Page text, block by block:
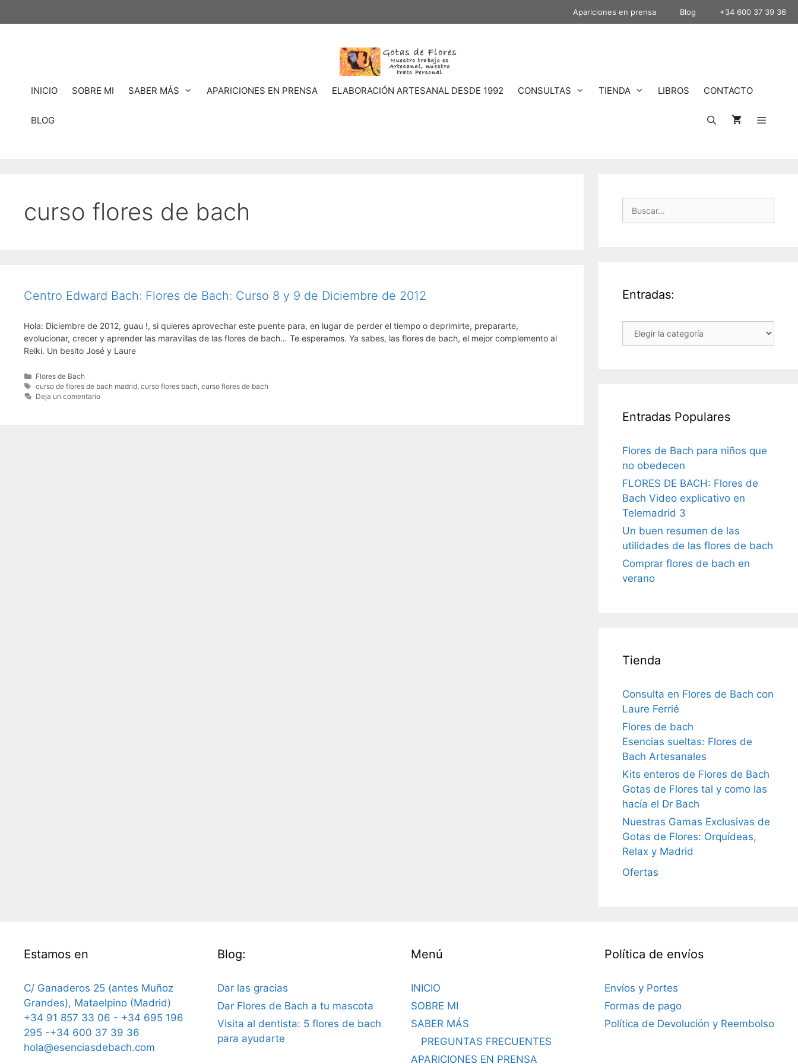
Apariciones en prensa Blog +34 600 37 39 36
INICIO SOBRE MI SABER MÁS APARICIONES EN PRENSA ELABORACIÓN ARTESANAL DESDE 1992 CONSULTAS TIENDA LIBROS CONTACTO
BLOG
curso flores de bach
Centro Edward Bach: Flores de Bach: Curso 8 y 9 de Diciembre de 2012
Hola: Diciembre de 2012, guau !, si quieres aprovechar este puente para, en lugar de perder el tiempo o deprimirte, prepararte,
evolucionar, crecer y aprender las maravillas de las flores de bach… Te esperamos. Ya sabes, las flores de bach, el mejor complemento al
Reiki. Un besito José y Laure
Categorías
Flores de Bach
Etiquetas
curso de flores de bach madrid ,curso flores bach ,curso flores de bach
Deja un comentario
Buscar:
Entradas:
Entradas:
Entradas Populares
Flores de Bach para niños que
no obedecen
FLORES DE BACH: Flores de
Bach Video explicativo en
Telemadrid 3
Un buen resumen de las
utilidades de las flores de bach
Comprar flores de bach en
verano
Tienda
Consulta en Flores de Bach con
Laure Ferrié
Flores de bach
Esencias sueltas: Flores de
Bach Artesanales
Kits enteros de Flores de Bach
Gotas de Flores tal y como las
hacía el Dr Bach
Nuestras Gamas Exclusivas de
Gotas de Flores: Orquídeas,
Relax y Madrid
Ofertas
Estamos en
C/ Ganaderos 25 (antes Muñoz
Grandes), Mataelpino (Madrid)
+34 91 857 33 06 - +34 695 196
295 -+34 600 37 39 36
hola@esenciasdebach.com
Blog:
Dar las gracias
Dar Flores de Bach a tu mascota
Visita al dentista: 5 flores de bach
para ayudarte
Menú
INICIO
SOBRE MI
SABER MÁS
PREGUNTAS FRECUENTES
APARICIONES EN PRENSA
Política de envíos
Envíos y Portes
Formas de pago
Política de Devolución y Reembolso